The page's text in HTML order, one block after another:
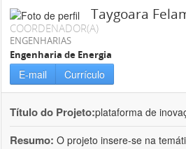
Taygoara
COORDENADOR(A)
ENGENHARIAS
Engenharia de Energia
E-mail Currículo
Título do Projeto:plataforma de
Resumo: O projeto insere-se na